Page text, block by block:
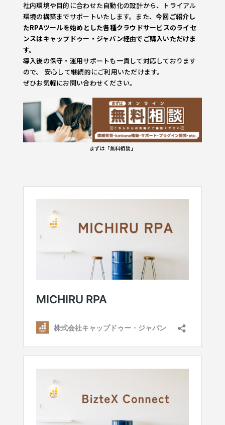
社内環境や目的に合わせた自動化の設計から、トライアル
環境の構築までサポートいたします。また、今回ご紹介し
たRPAツールを始めとした各種クラウドサービスのライセ
ンスはキャップドゥー・ジャパン経由でご購入いただけま
す。
導入後の保守・運用サポートも一貫して対応しております
ので、 安心して継続的にご利用いただけます。
ぜひお気軽にお問い合わせください。
まずは「無料相談」